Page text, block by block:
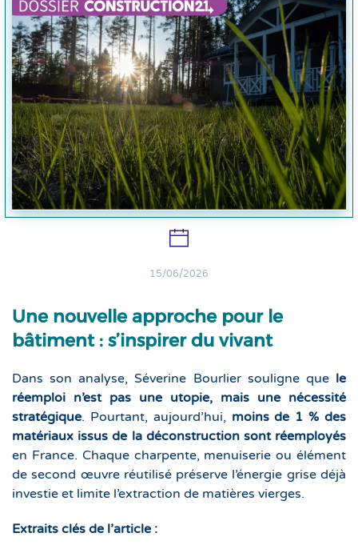
15/06/2026
Une nouvelle approche pour le
bâtiment : s’inspirer du vivant
Dans son analyse, Séverine Bourlier souligne que le
réemploi n’est pas une utopie, mais une nécessité
stratégique. Pourtant, aujourd’hui, moins de 1 % des
matériaux issus de la déconstruction sont réemployés
en France. Chaque charpente, menuiserie ou élément
de second œuvre réutilisé préserve l’énergie grise déjà
investie et limite l’extraction de matières vierges.
Extraits clés de l’article :